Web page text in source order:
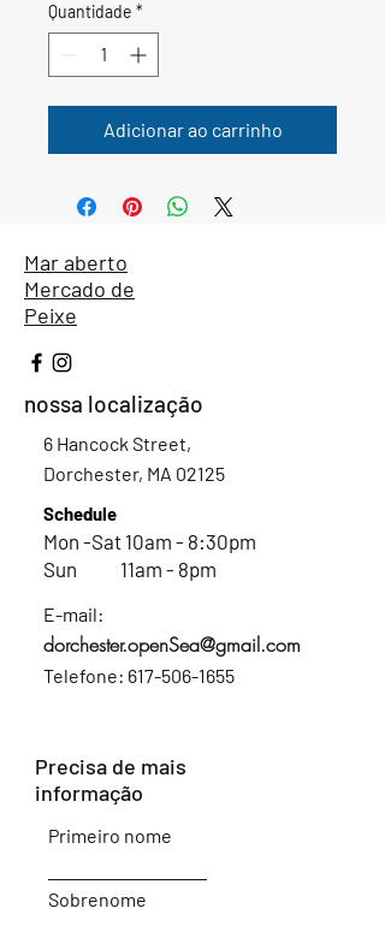
Quantidade *
Adicionar ao carrinho
Mar aberto
Mercado de
Peixe
nossa localização
6 Hancock Street,
Dorchester, MA 02125
Schedule
Mon -Sat 10am - 8:30pm
Sun 11am - 8pm
E-mail:
dorchester.openSea@gmail.com
Telefone: 617-506-1655
Precisa de mais
informação
Primeiro nome
Sobrenome